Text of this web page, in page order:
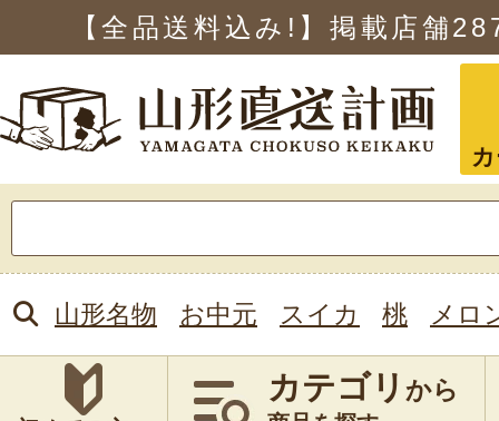
【全品送料込み!】掲載店舗
索:
山形名物 お中元 スイカ 桃 メロ
カテゴリ から